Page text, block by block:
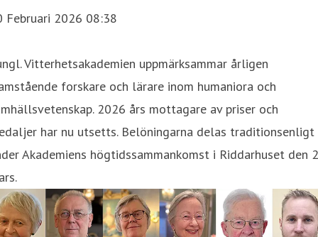
Februari 2026 08:38
Vitterhetsakademien uppmärksammar årligen
forskare och lärare inom humaniora och
2026 års mottagare av priser och
har nu utsetts. Belöningarna delas
Akademiens högtidssammankomst i Riddarhuset den